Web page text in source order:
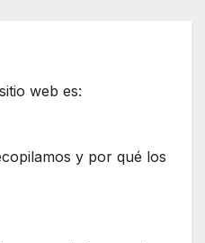
web es:
y por qué los